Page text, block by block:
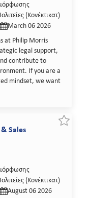
(Κονέκτικατ)
δημοσίευσης
March 06 2026
at Philip Morris
legal support,
contribute to
If you are a
mindset, we want
Sales
(Κονέκτικατ)
δημοσίευσης
August 06 2026